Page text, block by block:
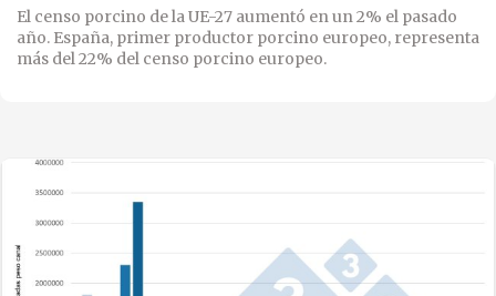
El censo porcino de la UE-27 aumentó en un 2% el pasado
año. España, primer productor porcino europeo, representa
más del 22% del censo porcino europeo.